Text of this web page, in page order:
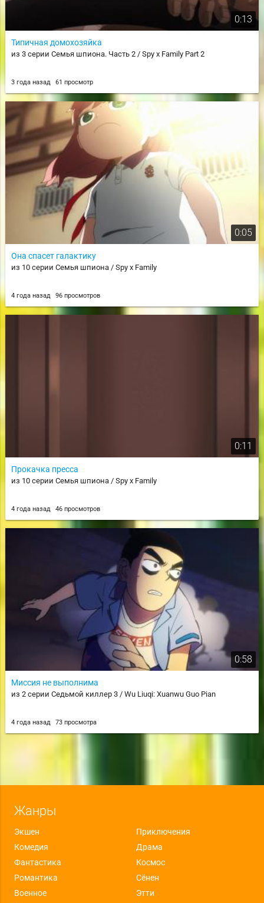
0:13
Типичная домохозяйка
из 3 серии Семья шпиона. Часть 2 / Spy x Family Part 2
3 года назад 61 просмотр
0:05
Она спасет галактику
из 10 серии Семья шпиона / Spy x Family
4 года назад 96 просмотров
0:11
Прокачка пресса
из 10 серии Семья шпиона / Spy x Family
4 года назад 46 просмотров
0:58
Миссия не выполнима
из 2 серии Седьмой киллер 3 / Wu Liuqi: Xuanwu Guo Pian
4 года назад 73 просмотра
Жанры
Экшен
Приключения
Комедия
Драма
Фантастика
Космос
Романтика
Сёнен
Военное
Этти